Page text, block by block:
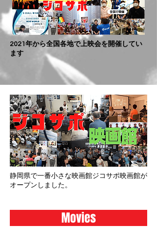
2021年から全国各地で上映会を開催してい
ます
静岡県で一番小さな映画館ジコサポ映画館が
オープンしました。​
Movies